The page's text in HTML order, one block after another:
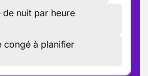
nuit par heure
congé à planifier